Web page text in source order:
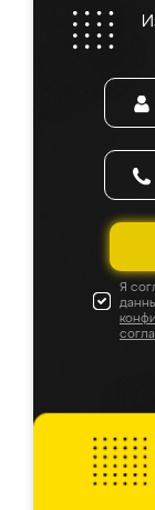
Я